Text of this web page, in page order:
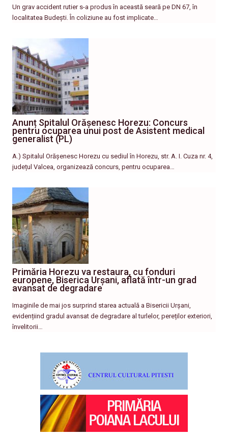
Un grav accident rutier s-a produs în această seară pe DN 67, în
localitatea Budești. În coliziune au fost implicate…
Anunț Spitalul Orășenesc Horezu: Concurs
pentru ocuparea unui post de Asistent medical
generalist (PL)
A.) Spitalul Orășenesc Horezu cu sediul în Horezu, str. A. I. Cuza nr. 4,
județul Valcea, organizează concurs, pentru ocuparea…
Primăria Horezu va restaura, cu fonduri
europene, Biserica Urșani, aflată într-un grad
avansat de degradare
Imaginile de mai jos surprind starea actuală a Bisericii Urșani,
evidențiind gradul avansat de degradare al turlelor, pereților exteriori,
învelitorii…